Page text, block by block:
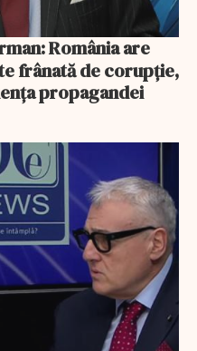
frânată de corupție,
propagandei